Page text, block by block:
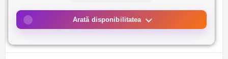
Arată disponibilitatea